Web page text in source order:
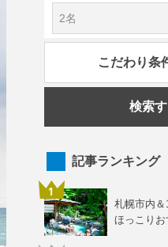
こだわり条
検索
記事ランキング
札幌市内
ほっこり